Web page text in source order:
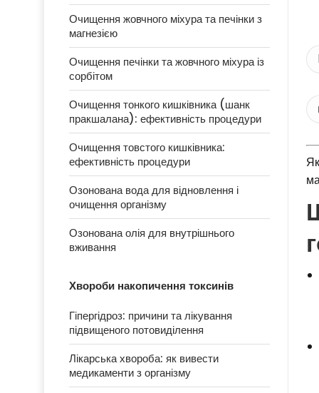
Очищення жовчного міхура та печінки з
магнезією
Очищення печінки та жовчного міхура із
сорбітом
Очищення тонкого кишківника (шанк
пракшалана): ефективність процедури
Очищення товстого кишківника:
ефективність процедури
Озонована вода для відновлення і
очищення організму
Озонована олія для внутрішнього
вживання
Хвороби накопичення токсинів
Гіпергідроз: причини та лікування
підвищеного потовиділення
Лікарська хвороба: як вивести
медикаменти з організму